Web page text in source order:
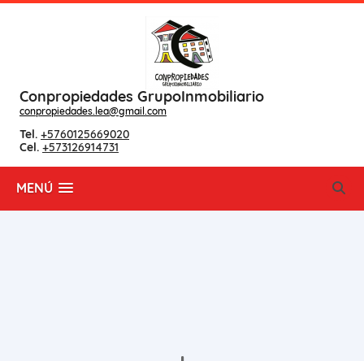
Conpropiedades GrupoInmobiliario
conpropiedades.lea@gmail.com
Tel. +5760125669020
Cel. +573126914731
MENÚ